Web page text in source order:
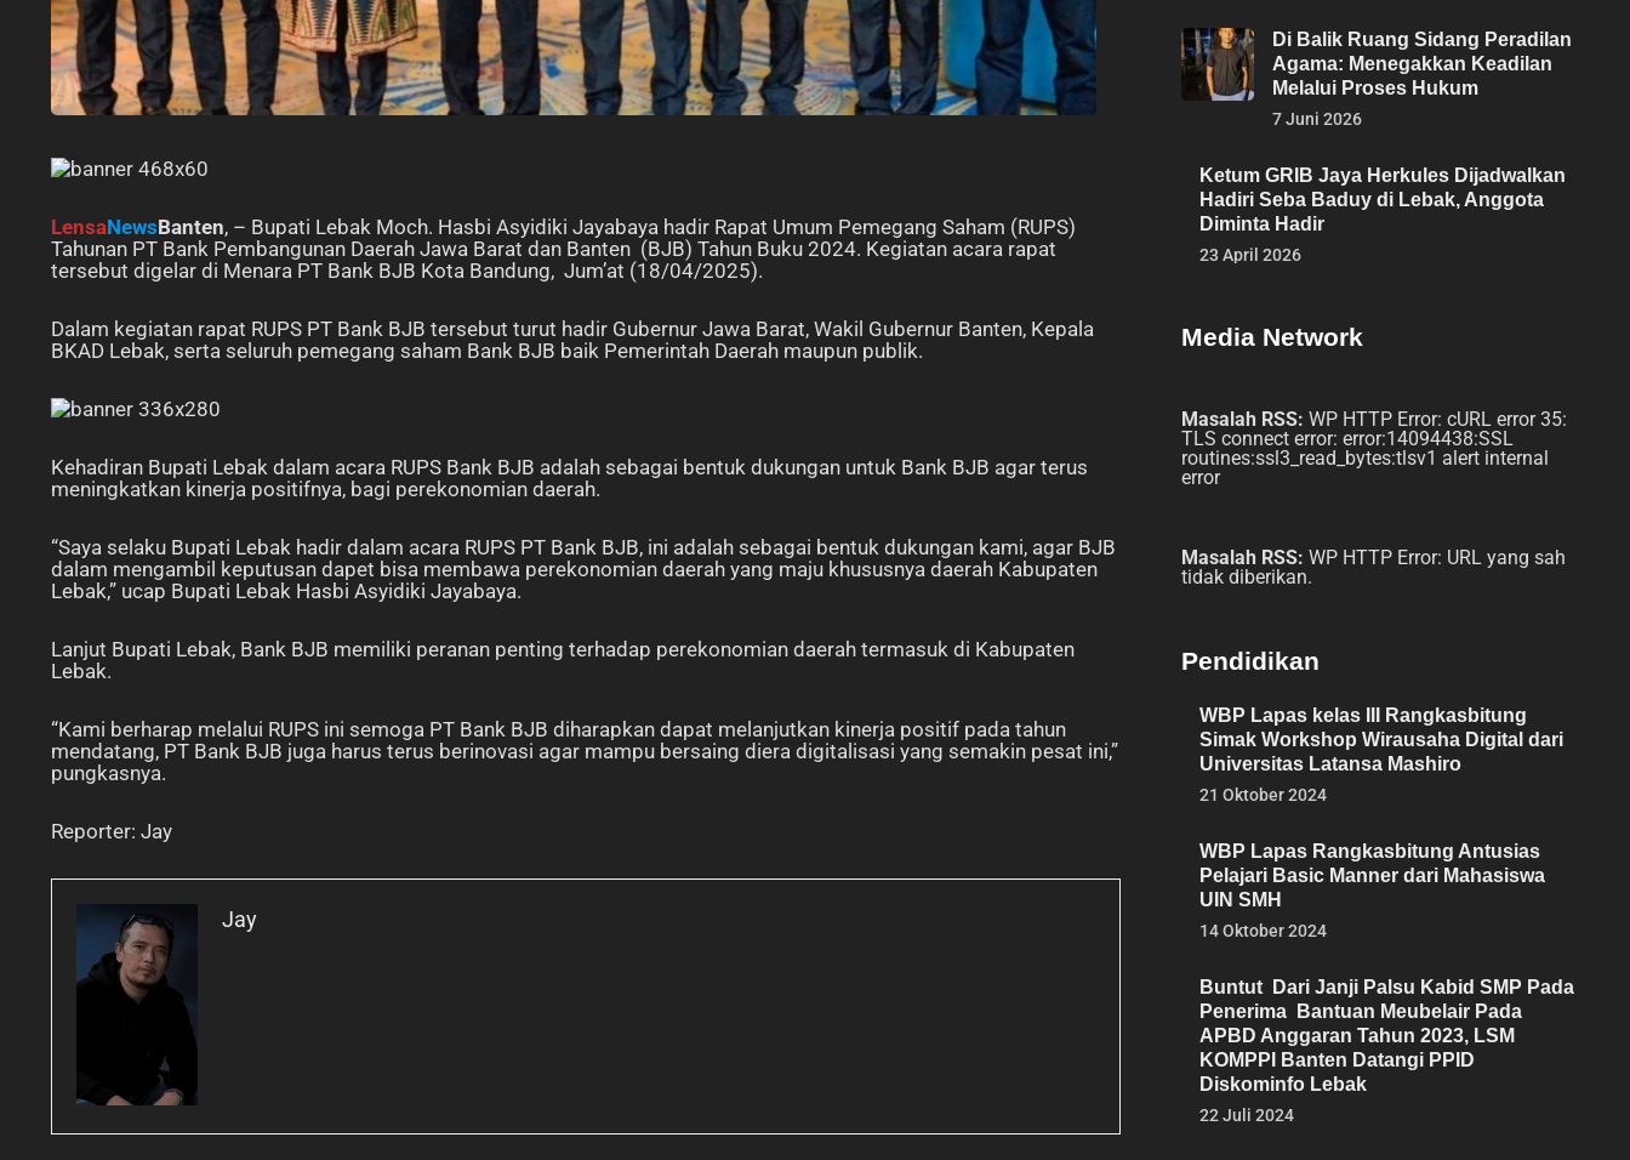
LensaNewsBanten, – Bupati Lebak Moch. Hasbi Asyidiki Jayabaya hadir Rapat Umum Pemegang Saham (RUPS)
Tahunan PT Bank Pembangunan Daerah Jawa Barat dan Banten (BJB) Tahun Buku 2024. Kegiatan acara rapat
tersebut digelar di Menara PT Bank BJB Kota Bandung, Jum’at (18/04/2025).
Dalam kegiatan rapat RUPS PT Bank BJB tersebut turut hadir Gubernur Jawa Barat, Wakil Gubernur Banten, Kepala
BKAD Lebak, serta seluruh pemegang saham Bank BJB baik Pemerintah Daerah maupun publik.
Kehadiran Bupati Lebak dalam acara RUPS Bank BJB adalah sebagai bentuk dukungan untuk Bank BJB agar terus
meningkatkan kinerja positifnya, bagi perekonomian daerah.
“Saya selaku Bupati Lebak hadir dalam acara RUPS PT Bank BJB, ini adalah sebagai bentuk dukungan kami, agar BJB
dalam mengambil keputusan dapet bisa membawa perekonomian daerah yang maju khususnya daerah Kabupaten
Lebak,” ucap Bupati Lebak Hasbi Asyidiki Jayabaya.
Lanjut Bupati Lebak, Bank BJB memiliki peranan penting terhadap perekonomian daerah termasuk di Kabupaten
Lebak.
“Kami berharap melalui RUPS ini semoga PT Bank BJB diharapkan dapat melanjutkan kinerja positif pada tahun
mendatang, PT Bank BJB juga harus terus berinovasi agar mampu bersaing diera digitalisasi yang semakin pesat ini,”
pungkasnya.
Reporter: Jay
Jay
Di Balik Ruang Sidang Peradilan
Agama: Menegakkan Keadilan
Melalui Proses Hukum
7 Juni 2026
Ketum GRIB Jaya Herkules Dijadwalkan
Hadiri Seba Baduy di Lebak, Anggota
Diminta Hadir
23 April 2026
Media Network
Masalah RSS: WP HTTP Error: cURL error 35:
TLS connect error: error:14094438:SSL
routines:ssl3_read_bytes:tlsv1 alert internal
error
Masalah RSS: WP HTTP Error: URL yang sah
tidak diberikan.
Pendidikan
WBP Lapas kelas III Rangkasbitung
Simak Workshop Wirausaha Digital dari
Universitas Latansa Mashiro
21 Oktober 2024
WBP Lapas Rangkasbitung Antusias
Pelajari Basic Manner dari Mahasiswa
UIN SMH
14 Oktober 2024
Buntut Dari Janji Palsu Kabid SMP Pada
Penerima Bantuan Meubelair Pada
APBD Anggaran Tahun 2023, LSM
KOMPPI Banten Datangi PPID
Diskominfo Lebak
22 Juli 2024